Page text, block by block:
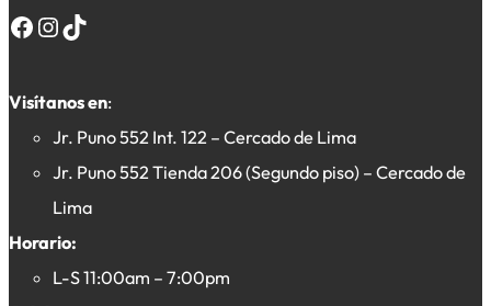
Facebook InstagramTikTok
Visítanos en:
Jr. Puno 552 Int. 122 – Cercado de Lima
Jr. Puno 552 Tienda 206 (Segundo piso) – Cercado de
Lima
Horario:
L-S 11:00am – 7:00pm